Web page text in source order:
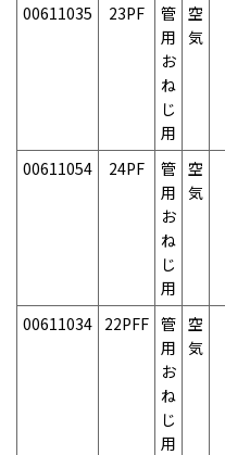
00611035 23PF
管
用
お
ね
じ
用
空
気
00611054 24PF
管
用
お
ね
じ
用
空
気
00611034 22PFF 管
用
お
ね
じ
用
空
気